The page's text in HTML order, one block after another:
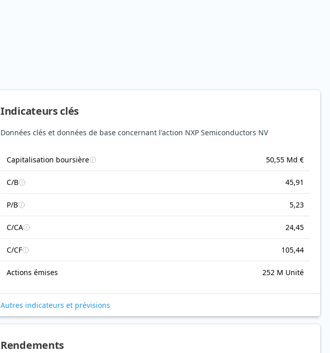
Indicateurs clés
Données clés et données de base concernant l'action NXP Semiconductors NV
Capitalisation boursière 50,55 Md €
C/B 45,91
P/B 5,23
C/CA 24,45
C/CF 105,44
Actions émises 252 M Unité
Autres indicateurs et prévisions
Rendements